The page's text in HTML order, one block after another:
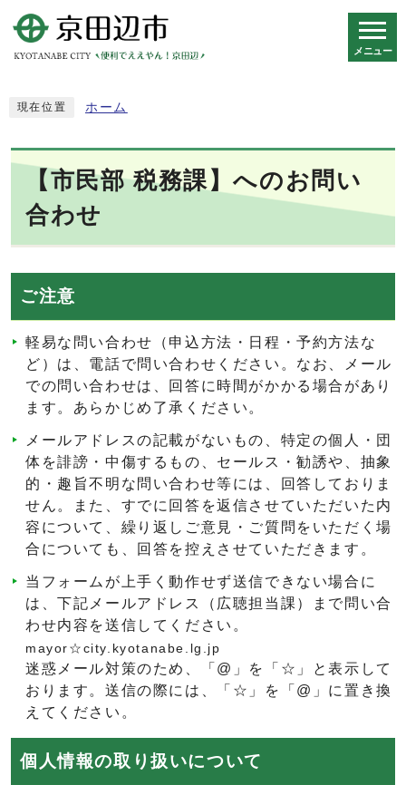
メニュー
現在位置 ホーム
【市民部 税務課】へのお問い
合わせ
ご注意
軽易な問い合わせ（申込方法・日程・予約方法な
ど）は、電話で問い合わせください。なお、メール
での問い合わせは、回答に時間がかかる場合があり
ます。あらかじめ了承ください。
メールアドレスの記載がないもの、特定の個人・団
体を誹謗・中傷するもの、セールス・勧誘や、抽象
的・趣旨不明な問い合わせ等には、回答しておりま
せん。また、すでに回答を返信させていただいた内
容について、繰り返しご意見・ご質問をいただく場
合についても、回答を控えさせていただきます。
当フォームが上手く動作せず送信できない場合に
は、下記メールアドレス（広聴担当課）まで問い合
わせ内容を送信してください。
mayor☆city.kyotanabe.lg.jp
迷惑メール対策のため、「@」を「☆」と表示して
おります。送信の際には、「☆」を「@」に置き換
えてください。
個人情報の取り扱いについて